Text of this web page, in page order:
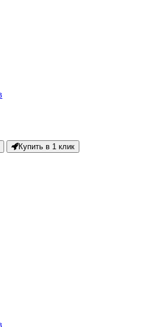
Купить в 1 клик